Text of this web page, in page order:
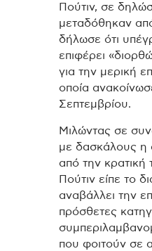
Πούτιν, σε
μεταδόθηκαν
δήλωσε ότι
επιφέρει
για την μερική
οποία
Σεπτεμβρίου.
Μιλώντας σε
με δασκάλους η
από την
Πούτιν είπε το
αναβάλλει την
πρόσθετες
που φοιτούν σε